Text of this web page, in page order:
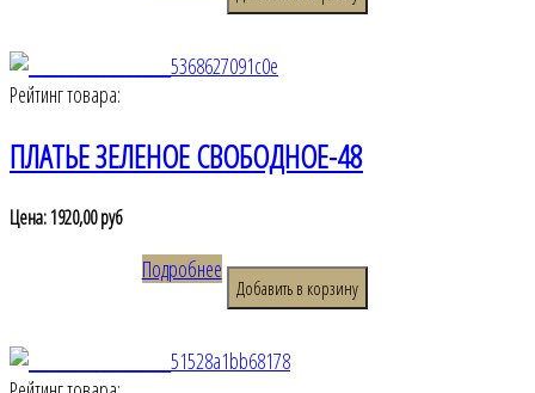
Рейтинг товара:
ПЛАТЬЕ ЗЕЛЕНОЕ СВОБОДНОЕ-48
Цена:1920,00 руб
Подробнее